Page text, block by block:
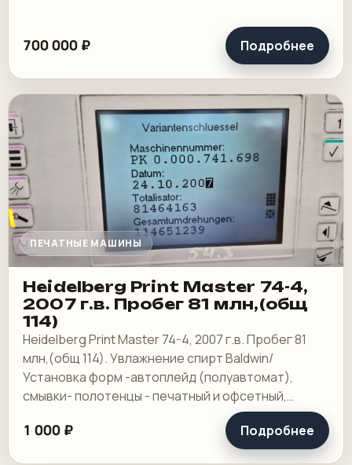
700 000 ₽ Подробнее
ПЕЧАТНЫЕ МАШИНЫ
Heidelberg Print Master 74-4,
2007 г.в. Пробег 81 млн,(общ
114)
Heidelberg Print Master 74-4, 2007 г.в. Пробег 81
млн,(общ 114). Увлажнение спирт Baldwin/
Установка форм -автоплейд (полуавтомат),
смывки- полотенцы - печатный и офсетный,
выносной пульт ClassicCenter -PM74 - краски и.
1 000 ₽ Подробнее